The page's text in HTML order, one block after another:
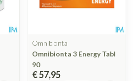
Omnibionta
Omnibionta 3 Energy Tabl
90
€ 57,95